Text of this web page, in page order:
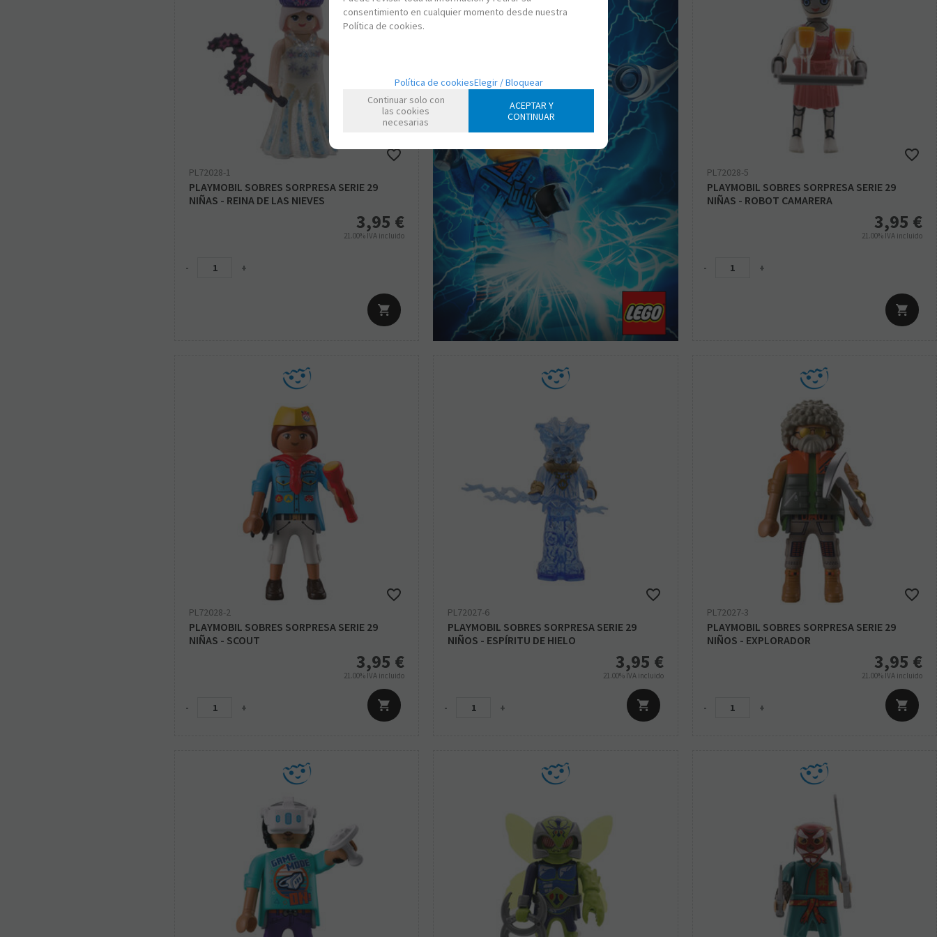
PL72028-1
PLAYMOBIL SOBRES SORPRESA SERIE 29
NIÑAS - REINA DE LAS NIEVES
3,95 €
21.00% IVA incluido
- +
PL72028-5
PLAYMOBIL SOBRES SORPRESA SERIE 29
NIÑAS - ROBOT CAMARERA
3,95 €
21.00% IVA incluido
- +
PL72028-2
PLAYMOBIL SOBRES SORPRESA SERIE 29
NIÑAS - SCOUT
3,95 €
21.00% IVA incluido
- +
PL72027-6
PLAYMOBIL SOBRES SORPRESA SERIE 29
NIÑOS - ESPÍRITU DE HIELO
3,95 €
21.00% IVA incluido
- +
PL72027-3
PLAYMOBIL SOBRES SORPRESA SERIE 29
NIÑOS - EXPLORADOR
3,95 €
21.00% IVA incluido
- +
consentimiento en cualquier momento desde nuestra
Política de cookies.
Política de cookiesElegir / Bloquear
Continuar solo con
las cookies
necesarias
ACEPTAR Y
CONTINUAR